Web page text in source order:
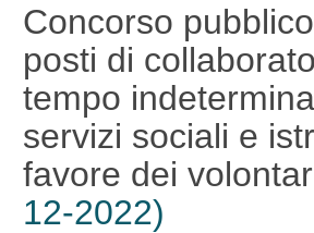
Concorso
posti di
tempo
servizi sociali e
favore dei
12-2022)